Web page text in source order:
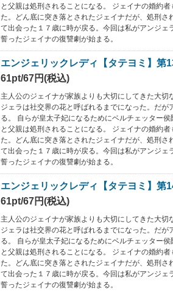
と父親は処刑されることになる。 ジェイナの婚約
た。どん底に突き落とされたジェイナだが、処刑さ
て出会った１７歳に時が戻る。今回は私がアンジェ
誓ったジェイナの復讐劇が始まる。
エンジェリックレディ【タテヨミ】第
61pt/67円(税込)
主人公のジェイナが家族よりも大切にしてきた大切
ジェラは社交界の花と呼ばれるまでになった。だが
る。 自らが皇太子妃になるためにベルチェッター
と父親は処刑されることになる。 ジェイナの婚約
た。どん底に突き落とされたジェイナだが、処刑さ
て出会った１７歳に時が戻る。今回は私がアンジェ
誓ったジェイナの復讐劇が始まる。
エンジェリックレディ【タテヨミ】第
61pt/67円(税込)
主人公のジェイナが家族よりも大切にしてきた大切
ジェラは社交界の花と呼ばれるまでになった。だが
る。 自らが皇太子妃になるためにベルチェッター
と父親は処刑されることになる。 ジェイナの婚約
た。どん底に突き落とされたジェイナだが、処刑さ
て出会った１７歳に時が戻る。今回は私がアンジェ
誓ったジェイナの復讐劇が始まる。